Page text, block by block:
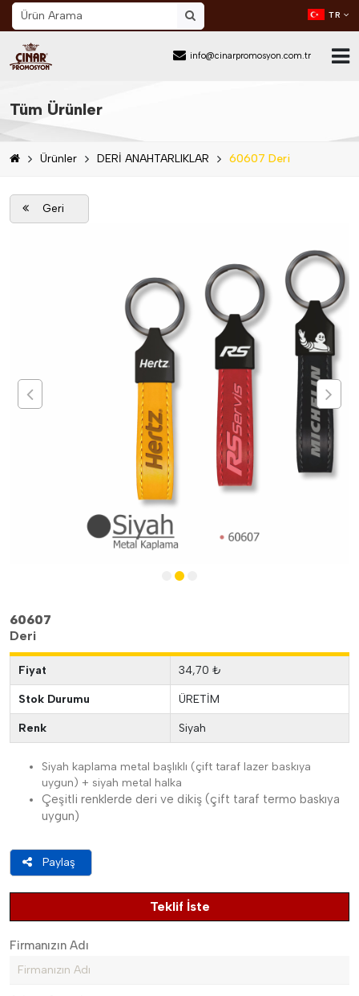
info@cinarpromosyon.com.tr
TR
Ana Sayfa
Hakkımızda
Sektör
Ürünler
Tüm Ürünler
Ürünler DERİ ANAHTARLIKLAR 60607 Deri
Geri
60607
Deri
Fiyat 34,70 ₺
Stok Durumu ÜRETİM
Renk Siyah
Siyah kaplama metal başlıklı (çift taraf lazer baskıya
uygun) + siyah metal halka
Çeşitli renklerde deri ve dikiş (çift taraf termo baskıya
uygun)
Paylaş
Teklif İste
Firmanızın Adı